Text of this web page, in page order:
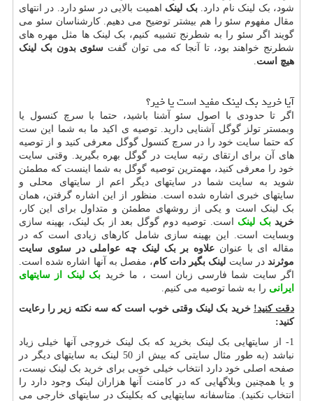
شود، بک لینک نام دارد.بک لینک اهمیت بالایی در سئو دارد. در انتهای
مقال مفهوم سئو را هم بیشتر توضیح می دهیم. کارشناسان سئو می
گویند اگر سئو را به شطرنج تشبیه کنیم، بک لینک ها مثل مهره های
شطرنج خواهند بود، تا آنجا که می توان گفت سئوی بدون بک لینک
هیچ است
آیا خرید بک لینک مفید است یا خیر؟
اگر تا حدودی با اصول سئو آشنا باشید، حتما با سرچ کنسول یا
وبمستر تولز گوگل آشنایی دارید. توصیه ی اکید ما به شما این ست
که حتما سایت خود را در سرچ کنسول گوگل معرفی کنید و از توصیه
های آن برای ارتقای رتبه سایت در گوگل بهره بگیرید. وقتی سایت
خود را معرفی کنید، مهمترین توصیه گوگل به شما اینست که مطمئن
شوید به سایت شما در سایتهای دیگر اعم از سایتهای محلی و
سایتهای خبری اشاره شده است. منظور از این اشاره گرفتن، همان
بک لینک است و یکی از روشهای مطمئن و متداول برای این کار،
خریدبک لینک است. توصیه دوم گوگل بعد از بک لینک، بهینه سازی
وبسایت است. این بهینه سازی شامل کارهای زیادی است که در
مقاله ای با عنوان علاوه بر بک لینک چه عواملی در سئوی سایت
موثرند در سایت لینک بگیر دات کام، مفصل به آنها اشاره شده است.
اگر سایت شما فارسی زبان است ، ما خرید بک لینک از سایتهای
ایرانی را به شما توصیه می کنیم.
دقت کنید! خرید بک لینک وقتی خوب است کهسه نکته زیر را رعایت
کنید:
1- از سایتهایی بک لینک بخرید که بک لینک خروجی آنها خیلی زیاد
نباشد (به طور مثال سایتی که بیش از 50 لینک به سایتهای دیگر در
صفحه اصلی خود دارد انتخاب خیلی خوبی برای خرید بک لینک نیست،
و یا همچنین وبلاگهایی که در کامنت آنها هزاران لینک وجود دارد را
انتخاب نکنید). متاسفانه سایتهایی که بکلینک در سایتهای خارجی می